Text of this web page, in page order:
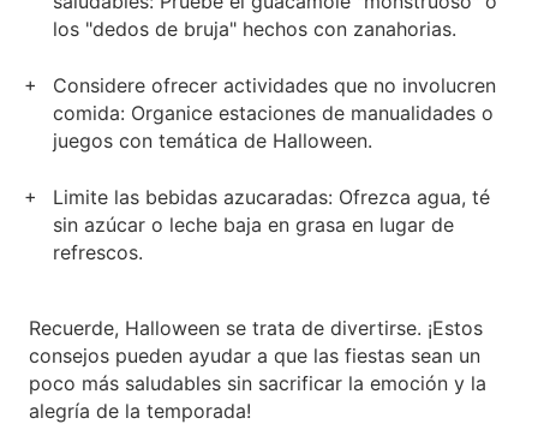
los "dedos de bruja" hechos con zanahorias.
Considere ofrecer actividades que no involucren
comida: Organice estaciones de manualidades o
juegos con temática de Halloween.
Limite las bebidas azucaradas: Ofrezca agua, té
sin azúcar o leche baja en grasa en lugar de
refrescos.
Recuerde, Halloween se trata de divertirse. ¡Estos
consejos pueden ayudar a que las fiestas sean un
poco más saludables sin sacrificar la emoción y la
alegría de la temporada!